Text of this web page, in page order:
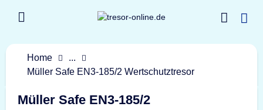
Home
...
Müller Safe EN3-185/2 Wertschutztresor
Müller Safe EN3-185/2